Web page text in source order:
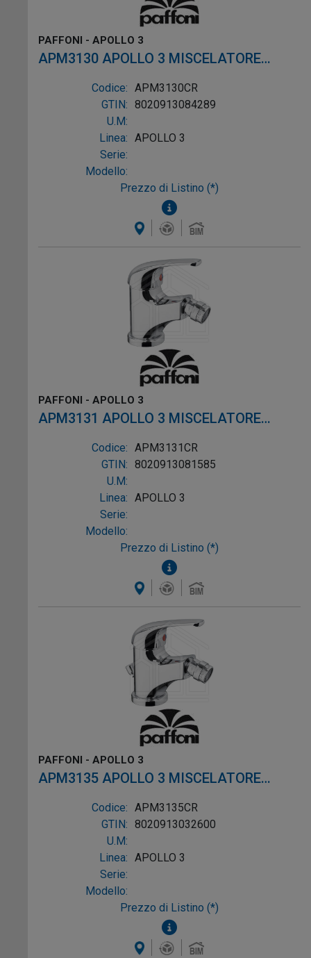
PAFFONI - APOLLO 3
APM3130 APOLLO 3 MISCELATORE
BIDET SCARICO ø1" SENZA ATTACCO
Codice: APM3130CR
GTIN: 8020913084289
U.M:
Linea: APOLLO 3
Serie:
Modello:
Prezzo di Listino (*)
PAFFONI - APOLLO 3
APM3131 APOLLO 3 MISCELATORE
BIDET CON ATTACCO CROMO
Codice: APM3131CR
GTIN: 8020913081585
U.M:
Linea: APOLLO 3
Serie:
Modello:
Prezzo di Listino (*)
PAFFONI - APOLLO 3
APM3135 APOLLO 3 MISCELATORE
BIDET SCARICO ø1.1/4" SENZA
ATTACCO CROMO
Codice: APM3135CR
GTIN: 8020913032600
U.M:
Linea: APOLLO 3
Serie:
Modello:
Prezzo di Listino (*)